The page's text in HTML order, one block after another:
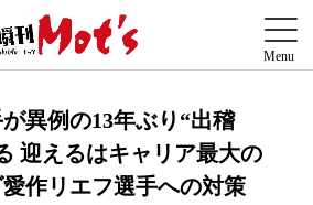
異例の13年ぶり“出稽
迎えるはキャリア最大の
作リエフ選手への対策